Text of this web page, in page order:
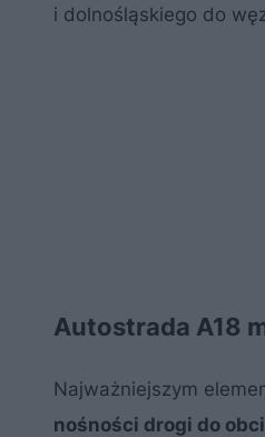
i dolnośląskiego do
Autostrada A18
Najważniejszym
nośności drogi do